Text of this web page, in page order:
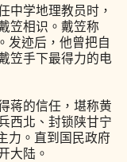
学地理教员时，
笠相识。戴笠称
发迹后，他曾把自
笠手下最得力的电
的信任，堪称黄
西北、封锁陕甘宁
力。直到国民政府
大陆。